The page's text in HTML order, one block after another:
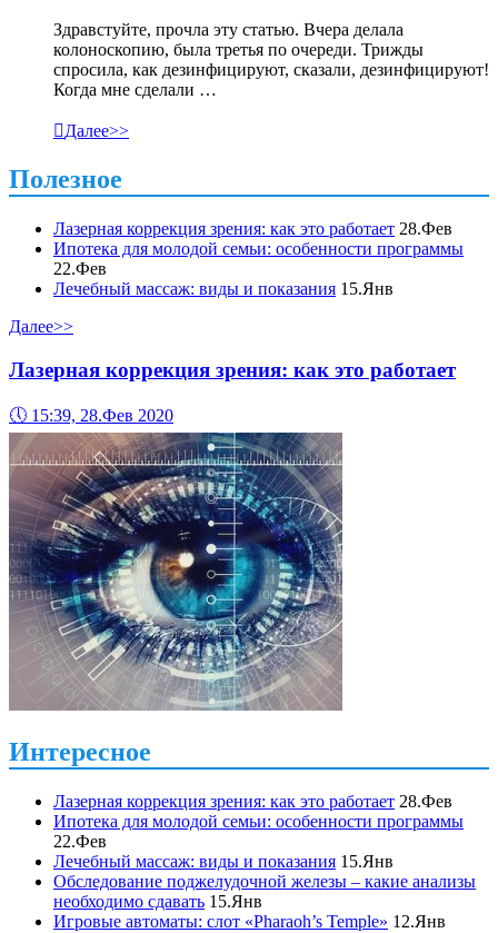
Здравстуйте, прочла эту статью. Вчера делала
колоноскопию, была третья по очереди. Трижды
спросила, как дезинфицируют, сказали, дезинфицируют!
Когда мне сделали …
Далее>>
Полезное
Лазерная коррекция зрения: как это работает 28.Фев
Ипотека для молодой семьи: особенности программы
22.Фев
Лечебный массаж: виды и показания 15.Янв
Далее>>
Лазерная коррекция зрения: как это работает
🕔 15:39, 28.Фев 2020
Интересное
Лазерная коррекция зрения: как это работает 28.Фев
Ипотека для молодой семьи: особенности программы
22.Фев
Лечебный массаж: виды и показания 15.Янв
Обследование поджелудочной железы – какие анализы
необходимо сдавать 15.Янв
Игровые автоматы: слот «Pharaoh’s Temple» 12.Янв